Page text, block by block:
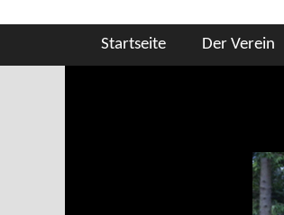
Primäres Menü
Startseite Der Verein